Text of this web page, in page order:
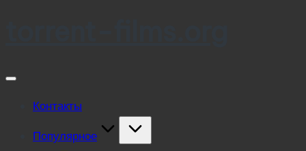
Контакты
Популярное